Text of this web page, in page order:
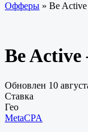
Офферы » Be
Be
Обновлен 10
Ставка
Гео
MetaCPA